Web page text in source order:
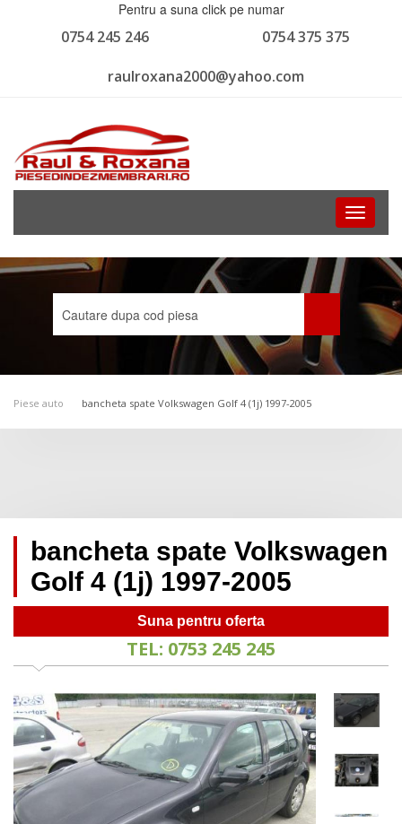
Pentru a suna click pe numar
0754 375 375
0754 245 246
raulroxana2000@yahoo.com
Toggle
Piese auto bancheta spate Volkswagen Golf 4 (1j) 1997-2005
bancheta spate Volkswagen
Golf 4 (1j) 1997-2005
Suna pentru oferta
TEL: 0753 245 245